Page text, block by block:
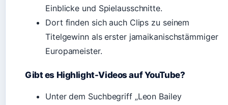
Einblicke und Spielausschnitte.
Dort finden sich auch Clips zu seinem
Titelgewinn als erster jamaikanischstämmiger
Europameister.
Gibt es Highlight-Videos auf YouTube?
Unter dem Suchbegriff „Leon Bailey